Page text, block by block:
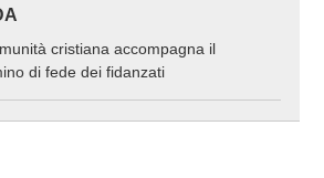
cristiana accompagna il
di fede dei fidanzati